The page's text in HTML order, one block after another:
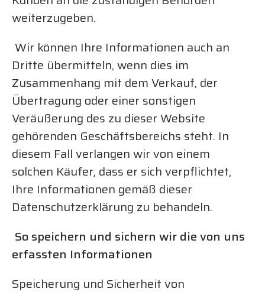
weiterzugeben.
Wir können Ihre Informationen auch an
Dritte übermitteln, wenn dies im
Zusammenhang mit dem Verkauf, der
Übertragung oder einer sonstigen
Veräußerung des zu dieser Website
gehörenden Geschäftsbereichs steht. In
diesem Fall verlangen wir von einem
solchen Käufer, dass er sich verpflichtet,
Ihre Informationen gemäß dieser
Datenschutzerklärung zu behandeln.
So speichern und sichern wir die von uns
erfassten Informationen
Speicherung und Sicherheit von